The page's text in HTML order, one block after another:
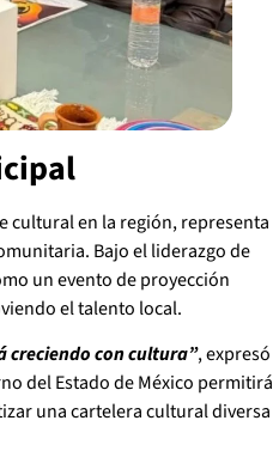
cultural en la región, representa
Bajo el liderazgo de
un evento de proyección
el talento local.
creciendo con cultura”, expresó
del Estado de México permitirá
una cartelera cultural diversa